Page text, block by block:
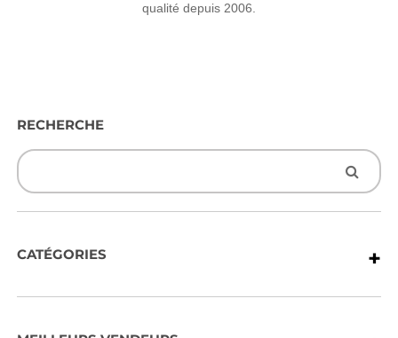
qualité depuis 2006.
RECHERCHE
CATÉGORIES +